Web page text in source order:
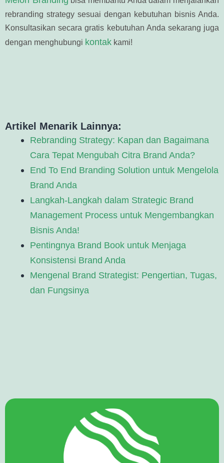
rebranding strategy sesuai dengan kebutuhan bisnis Anda.
Konsultasikan secara gratis kebutuhan Anda sekarang juga
dengan menghubungi kontak kami!
Artikel Menarik Lainnya:
Rebranding Strategy: Kapan dan Bagaimana
Cara Tepat Mengubah Citra Brand Anda?
End To End Branding Solution untuk Mengelola
Brand Anda
Langkah-Langkah dalam Strategic Brand
Management Process untuk Mengembangkan
Bisnis Anda!
Pentingnya Brand Book untuk Menjaga
Konsistensi Brand Anda
Mengenal Brand Strategist: Pengertian, Tugas,
dan Fungsinya